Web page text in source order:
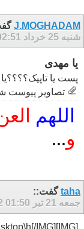
J.MOGHADAM
شنبه 25 خرداد 92
02:51 بعد از
یا مهدی
پست یا
تصاوير پيوست
اللهم
و...
tahaگفت::
جمعه 21 تیر 92
01:50 قبل از ظهر
[IMG]C:\Documents and Settings\Dear-User\Desktop\h[/IMG]